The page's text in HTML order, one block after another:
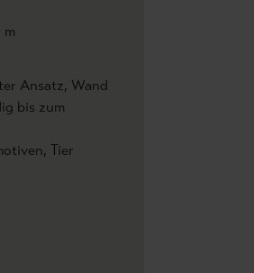
m
Ansatz, Wand
bis zum
, Tier